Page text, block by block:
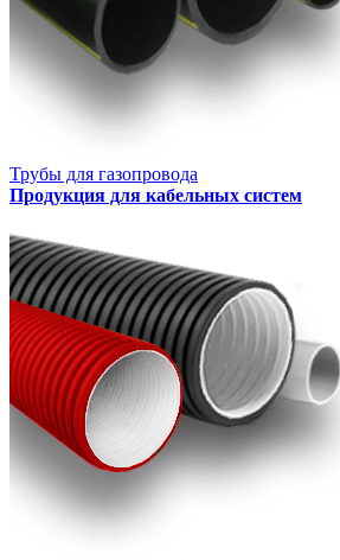
Трубы для газопровода
Продукция для кабельных систем